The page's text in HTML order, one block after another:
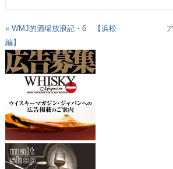
« WMJ的酒場放浪記・6 【浜松
編】